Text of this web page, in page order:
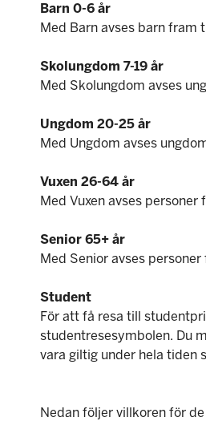
Barn 0-6 år
Med Barn avses barn fram
Skolungdom 7-19 år
Med Skolungdom avses
Ungdom 20-25 år
Med Ungdom avses
Vuxen 26-64 år
Med Vuxen avses
Senior 65+ år
Med Senior avses
Student
För att få resa till
studentresesymbolen. Du
vara giltig under hela tiden
Nedan följer villkoren för